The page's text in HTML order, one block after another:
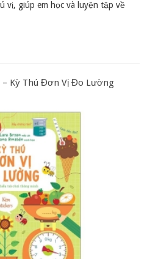
vị, giúp em học và luyện tập về
– Kỳ Thú Đơn Vị Đo Lường